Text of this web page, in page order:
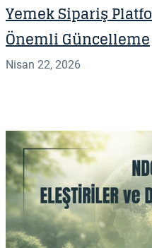
Yemek Sipariş
Önemli Güncelleme
Nisan 22, 2026